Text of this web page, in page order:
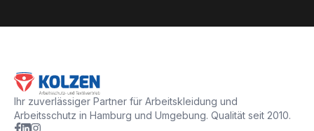
Ihr zuverlässiger Partner für Arbeitskleidung und
Arbeitsschutz in Hamburg und Umgebung. Qualität seit 2010.